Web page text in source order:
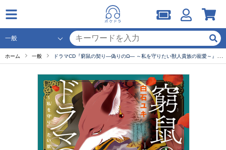
ホーム 一般 ドラマCD『窮鼠の契り―偽りのΩ― ～私を守りたい獣人貴族の寵愛～』 セット